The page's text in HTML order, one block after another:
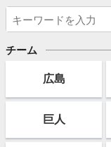
チーム
広島
巨人